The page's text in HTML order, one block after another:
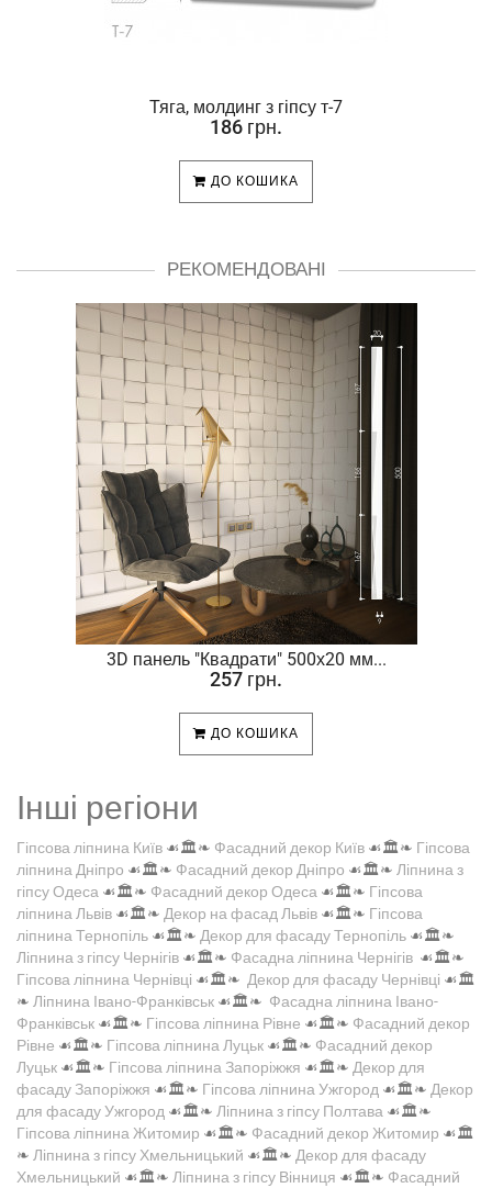
Тяга, молдинг з гіпсу т-7
186 грн.
ДО КОШИКА
РЕКОМЕНДОВАНІ
3D панель "Квадрати" 500х20 мм...
257 грн.
ДО КОШИКА
Інші регіони
Гіпсова ліпнина Київ ☙🏛️❧ Фасадний декор Київ ☙🏛️❧ Гіпсова
ліпнина Дніпро ☙🏛️❧ Фасадний декор Дніпро ☙🏛️❧ Ліпнина з
гіпсу Одеса ☙🏛️❧ Фасадний декор Одеса ☙🏛️❧ Гіпсова
ліпнина Львів ☙🏛️❧ Декор на фасад Львів ☙🏛️❧ Гіпсова
ліпнина Тернопіль ☙🏛️❧ Декор для фасаду Тернопіль ☙🏛️❧
Ліпнина з гіпсу Чернігів ☙🏛️❧ Фасадна ліпнина Чернігів ☙🏛️❧
Гіпсова ліпнина Чернівці ☙🏛️❧ Декор для фасаду Чернівці ☙🏛️
❧ Ліпнина Івано-Франківськ ☙🏛️❧ Фасадна ліпнина Івано-
Франківськ ☙🏛️❧ Гіпсова ліпнина Рівне ☙🏛️❧ Фасадний декор
Рівне ☙🏛️❧ Гіпсова ліпнина Луцьк ☙🏛️❧ Фасадний декор
Луцьк ☙🏛️❧ Гіпсова ліпнина Запоріжжя ☙🏛️❧ Декор для
фасаду Запоріжжя ☙🏛️❧ Гіпсова ліпнина Ужгород ☙🏛️❧ Декор
для фасаду Ужгород ☙🏛️❧ Ліпнина з гіпсу Полтава ☙🏛️❧
Гіпсова ліпнина Житомир ☙🏛️❧ Фасадний декор Житомир ☙🏛️
❧ Ліпнина з гіпсу Хмельницький ☙🏛️❧ Декор для фасаду
Хмельницький ☙🏛️❧ Ліпнина з гіпсу Вінниця ☙🏛️❧ Фасадний